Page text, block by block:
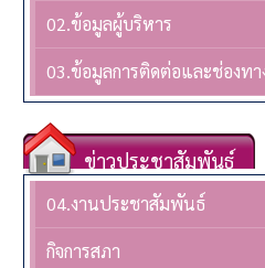
02.ข้อมูลผู้บริหาร
03.ข้อมูลการติดต่อและช่องทา
ข่าวประชาสัมพันธ์
04.งานประชาสัมพันธ์
กิจการสภา